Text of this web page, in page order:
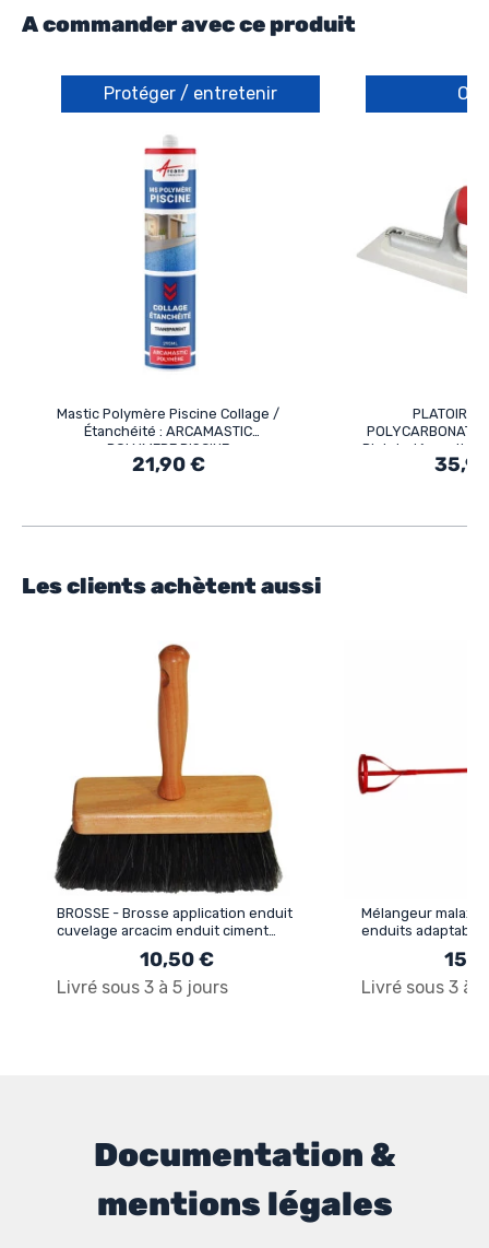
A commander avec ce produit
Protéger / entretenir
Mastic Polymère Piscine Collage /
Étanchéité : ARCAMASTIC
POLYMERE PISCINE
21,90 €
PLATOIR
POLYCARBONATE
Platoir décoration
lissage béton
Les clients achètent aussi
BROSSE - Brosse application enduit
cuvelage arcacim enduit ciment
10,50 €
Livré sous 3 à 5 jours
Mélangeur
enduits adaptable
Livré sous 3 à
Documentation &
mentions légales